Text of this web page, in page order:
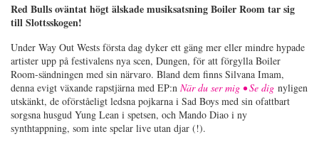
Red Bulls oväntat högt älskade musiksatsning Boiler Room tar sig
till Slottsskogen!
Under Way Out Wests första dag dyker ett gäng mer eller mindre hypade
artister upp på festivalens nya scen, Dungen, för att förgylla Boiler
Room-sändningen med sin närvaro. Bland dem finns Silvana Imam,
denna evigt växande rapstjärna med EP:n När du ser mig • Se dig nyligen
utskänkt, de oförståeligt ledsna pojkarna i Sad Boys med sin ofattbart
sorgsna husgud Yung Lean i spetsen, och Mando Diao i ny
synthtappning, som inte spelar live utan djar (!).